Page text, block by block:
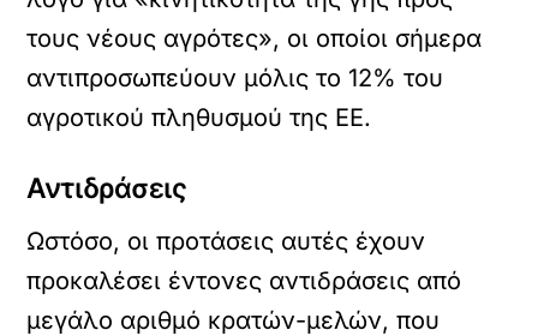
τους νέους αγρότες», οι οποίοι σήμερα
αντιπροσωπεύουν μόλις το 12% του
αγροτικού πληθυσμού της ΕΕ.
Αντιδράσεις
Ωστόσο, οι προτάσεις αυτές έχουν
προκαλέσει έντονες αντιδράσεις από
μεγάλο αριθμό κρατών-μελών, που